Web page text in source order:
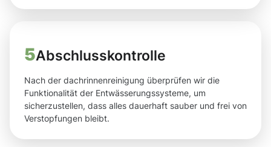
5Abschlusskontrolle
Nach der dachrinnenreinigung überprüfen wir die
Funktionalität der Entwässerungssysteme, um
sicherzustellen, dass alles dauerhaft sauber und frei von
Verstopfungen bleibt.